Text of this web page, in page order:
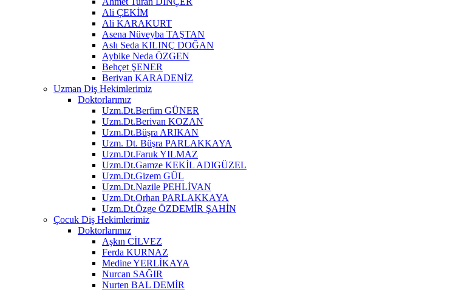
Ali ÇEKİM
Ali KARAKURT
Asena Nüveyba TAŞTAN
Aslı Seda KILINÇ DOĞAN
Aybike Neda ÖZGEN
Behçet ŞENER
Berivan KARADENİZ
Uzman Diş Hekimlerimiz
Doktorlarımız
Uzm.Dt.Berfim GÜNER
Uzm.Dt.Berivan KOZAN
Uzm.Dt.Büşra ARIKAN
Uzm. Dt. Büşra PARLAKKAYA
Uzm.Dt.Faruk YILMAZ
Uzm.Dt.Gamze KEKİL ADIGÜZEL
Uzm.Dt.Gizem GÜL
Uzm.Dt.Nazile PEHLİVAN
Uzm.Dt.Orhan PARLAKKAYA
Uzm.Dt.Özge ÖZDEMİR ŞAHİN
Çocuk Diş Hekimlerimiz
Doktorlarımız
Aşkın CİLVEZ
Ferda KURNAZ
Medine YERLİKAYA
Nurcan SAĞIR
Nurten BAL DEMİR